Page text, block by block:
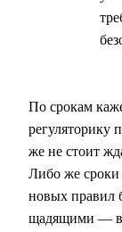
По срокам
регуляторику
же не стоит
Либо же
новых правил
щадящими —